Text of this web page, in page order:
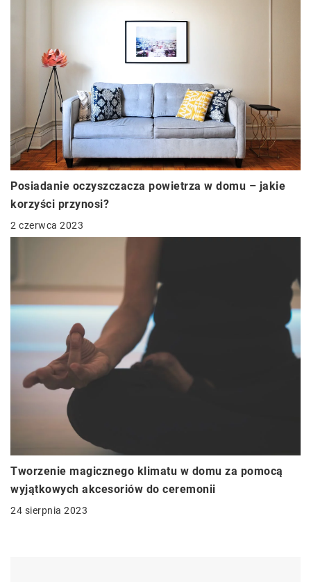
Posiadanie oczyszczacza powietrza w domu – jakie
korzyści przynosi?
2 czerwca 2023
Tworzenie magicznego klimatu w domu za pomocą
wyjątkowych akcesoriów do ceremonii
24 sierpnia 2023